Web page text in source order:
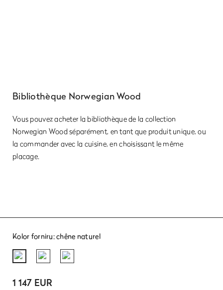
Bibliothèque Norwegian Wood
Vous pouvez acheter la bibliothèque de la collection
Norwegian Wood séparément, en tant que produit unique, ou
la commander avec la cuisine, en choisissant le même
placage.
Kolor forniru: chêne naturel
1 147 EUR